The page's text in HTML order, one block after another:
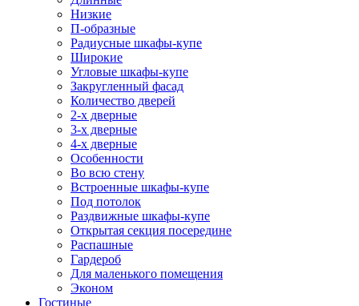
Низкие
П-образные
Радиусные шкафы-купе
Широкие
Угловые шкафы-купе
Закругленный фасад
Количество дверей
2-х дверные
3-х дверные
4-х дверные
Особенности
Во всю стену
Встроенные шкафы-купе
Под потолок
Раздвижные шкафы-купе
Открытая секция посередине
Распашные
Гардероб
Для маленького помещения
Эконом
Гостиные